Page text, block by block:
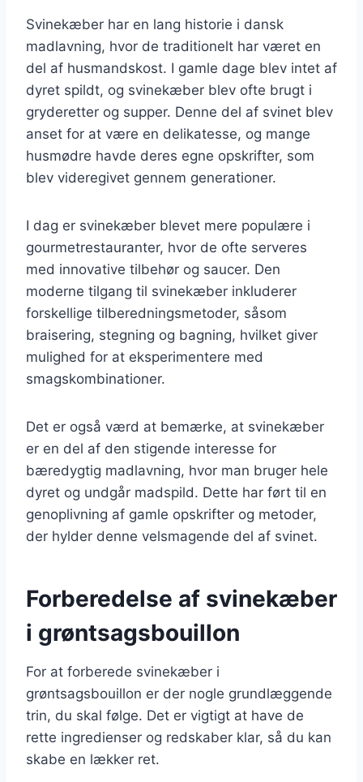
Svinekæber har en lang historie i dansk
madlavning, hvor de traditionelt har været en
del af husmandskost. I gamle dage blev intet af
dyret spildt, og svinekæber blev ofte brugt i
gryderetter og supper. Denne del af svinet blev
anset for at være en delikatesse, og mange
husmødre havde deres egne opskrifter, som
blev videregivet gennem generationer.
I dag er svinekæber blevet mere populære i
gourmetrestauranter, hvor de ofte serveres
med innovative tilbehør og saucer. Den
moderne tilgang til svinekæber inkluderer
forskellige tilberedningsmetoder, såsom
braisering, stegning og bagning, hvilket giver
mulighed for at eksperimentere med
smagskombinationer.
Det er også værd at bemærke, at svinekæber
er en del af den stigende interesse for
bæredygtig madlavning, hvor man bruger hele
dyret og undgår madspild. Dette har ført til en
genoplivning af gamle opskrifter og metoder,
der hylder denne velsmagende del af svinet.
Forberedelse af svinekæber
i grøntsagsbouillon
For at forberede svinekæber i
grøntsagsbouillon er der nogle grundlæggende
trin, du skal følge. Det er vigtigt at have de
rette ingredienser og redskaber klar, så du kan
skabe en lækker ret.